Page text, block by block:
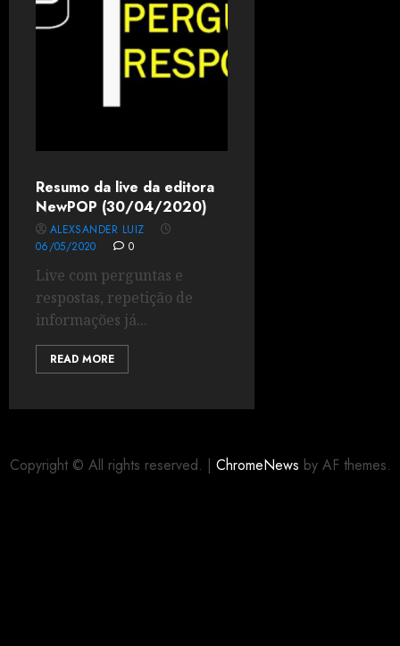
Resumo da live da editora
NewPOP (30/04/2020)
ALEXSANDER LUIZ
06/05/2020
0
Live com perguntas e
respostas, repetição de
informações já...
READ MORE
Copyright © All rights reserved. | ChromeNews by AF themes.